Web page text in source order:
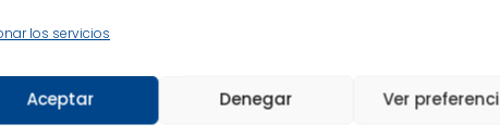
los servicios
Aceptar Denegar Ver